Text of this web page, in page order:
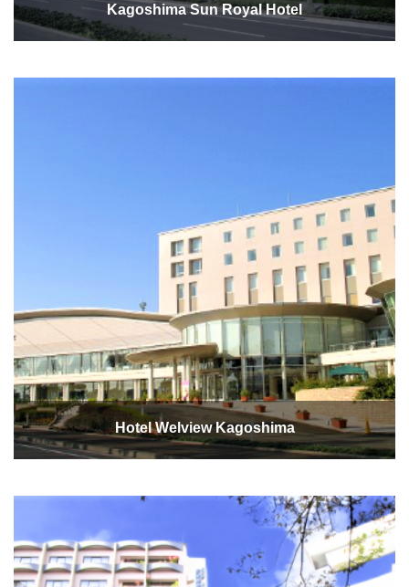
Kagoshima Sun Royal Hotel
Hotel Welview Kagoshima